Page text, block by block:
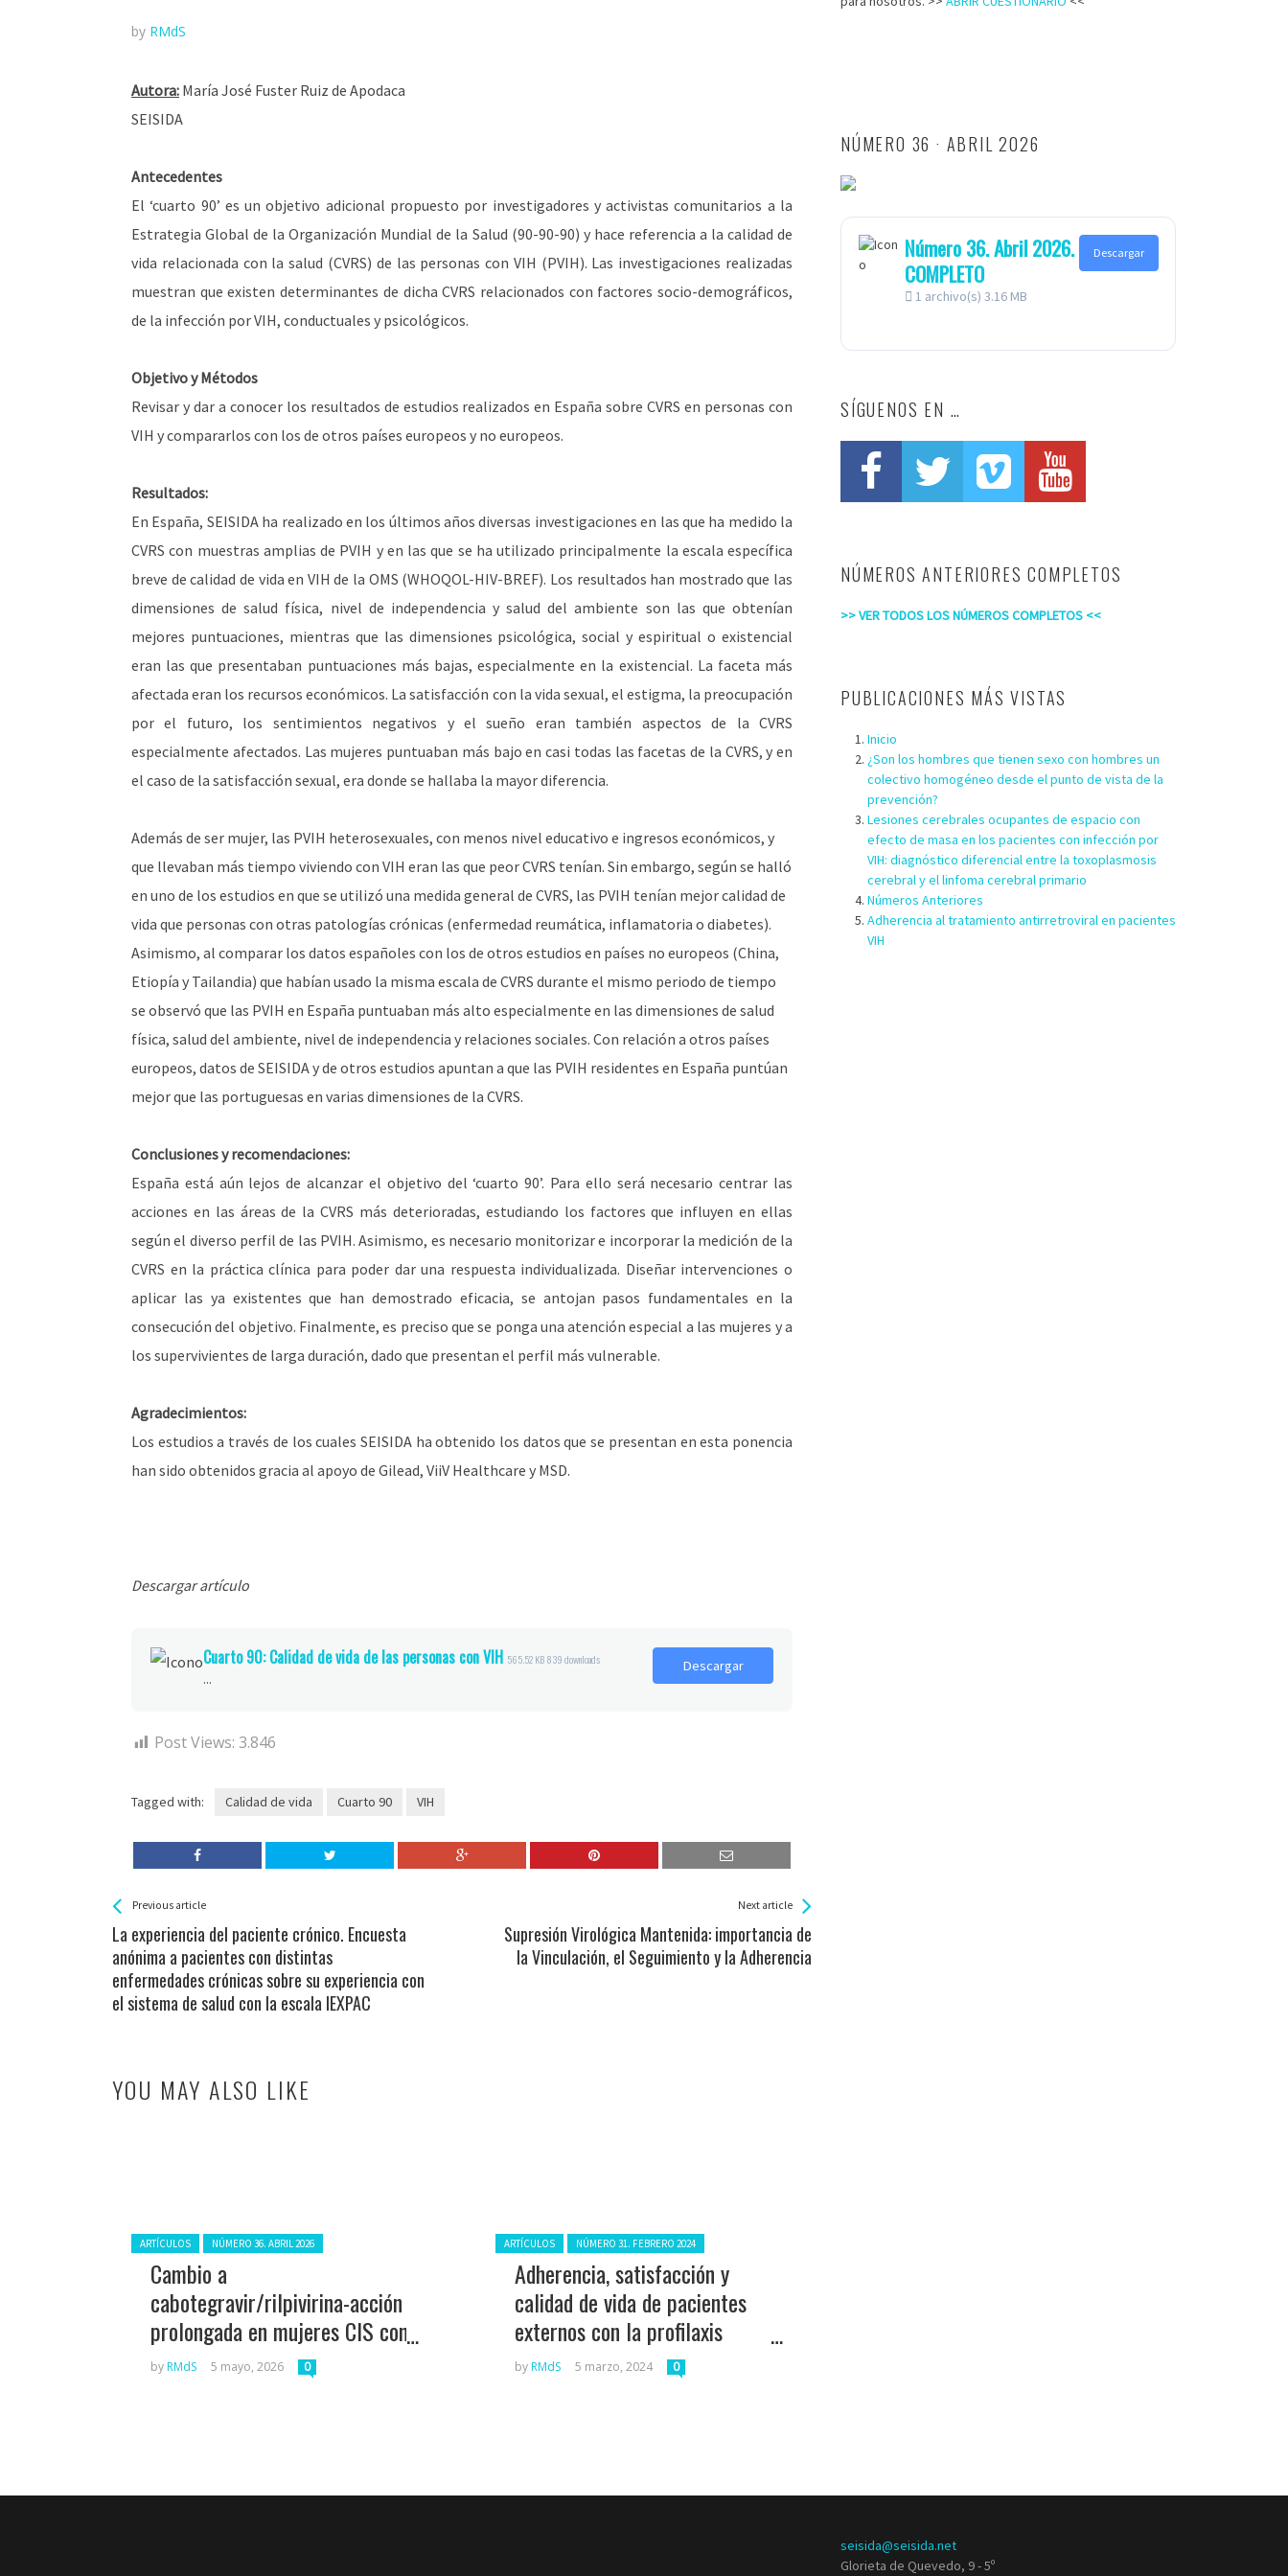
by RMdS
Autora: María José Fuster Ruiz de Apodaca
SEISIDA
Antecedentes
El ‘cuarto 90’ es un objetivo adicional propuesto por investigadores y activistas comunitarios a la
Estrategia Global de la Organización Mundial de la Salud (90-90-90) y hace referencia a la calidad de
vida relacionada con la salud (CVRS) de las personas con VIH (PVIH). Las investigaciones realizadas
muestran que existen determinantes de dicha CVRS relacionados con factores socio-demográficos,
de la infección por VIH, conductuales y psicológicos.
Objetivo y Métodos
Revisar y dar a conocer los resultados de estudios realizados en España sobre CVRS en personas con
VIH y compararlos con los de otros países europeos y no europeos.
Resultados:
En España, SEISIDA ha realizado en los últimos años diversas investigaciones en las que ha medido la
CVRS con muestras amplias de PVIH y en las que se ha utilizado principalmente la escala específica
breve de calidad de vida en VIH de la OMS (WHOQOL-HIV-BREF). Los resultados han mostrado que las
dimensiones de salud física, nivel de independencia y salud del ambiente son las que obtenían
mejores puntuaciones, mientras que las dimensiones psicológica, social y espiritual o existencial
eran las que presentaban puntuaciones más bajas, especialmente en la existencial. La faceta más
afectada eran los recursos económicos. La satisfacción con la vida sexual, el estigma, la preocupación
por el futuro, los sentimientos negativos y el sueño eran también aspectos de la CVRS
especialmente afectados. Las mujeres puntuaban más bajo en casi todas las facetas de la CVRS, y en
el caso de la satisfacción sexual, era donde se hallaba la mayor diferencia.
Además de ser mujer, las PVIH heterosexuales, con menos nivel educativo e ingresos económicos, y
que llevaban más tiempo viviendo con VIH eran las que peor CVRS tenían. Sin embargo, según se halló
en uno de los estudios en que se utilizó una medida general de CVRS, las PVIH tenían mejor calidad de
vida que personas con otras patologías crónicas (enfermedad reumática, inflamatoria o diabetes).
Asimismo, al comparar los datos españoles con los de otros estudios en países no europeos (China,
Etiopía y Tailandia) que habían usado la misma escala de CVRS durante el mismo periodo de tiempo
se observó que las PVIH en España puntuaban más alto especialmente en las dimensiones de salud
física, salud del ambiente, nivel de independencia y relaciones sociales. Con relación a otros países
europeos, datos de SEISIDA y de otros estudios apuntan a que las PVIH residentes en España puntúan
mejor que las portuguesas en varias dimensiones de la CVRS.
Conclusiones y recomendaciones:
España está aún lejos de alcanzar el objetivo del ‘cuarto 90’. Para ello será necesario centrar las
acciones en las áreas de la CVRS más deterioradas, estudiando los factores que influyen en ellas
según el diverso perfil de las PVIH. Asimismo, es necesario monitorizar e incorporar la medición de la
CVRS en la práctica clínica para poder dar una respuesta individualizada. Diseñar intervenciones o
aplicar las ya existentes que han demostrado eficacia, se antojan pasos fundamentales en la
consecución del objetivo. Finalmente, es preciso que se ponga una atención especial a las mujeres y a
los supervivientes de larga duración, dado que presentan el perfil más vulnerable.
Agradecimientos:
Los estudios a través de los cuales SEISIDA ha obtenido los datos que se presentan en esta ponencia
han sido obtenidos gracia al apoyo de Gilead, ViiV Healthcare y MSD.
Descargar artículo
Cuarto 90: Calidad de vida de las personas con VIH 565.52 KB839 downloads
...
Descargar
Post Views: 3.846
Tagged with: Calidad de vida Cuarto 90 VIH
See more
Previous article
La experiencia del paciente crónico. Encuesta
anónima a pacientes con distintas
enfermedades crónicas sobre su experiencia con
el sistema de salud con la escala IEXPAC
Back
All
Entries
Next article
Supresión Virológica Mantenida: importancia de
la Vinculación, el Seguimiento y la Adherencia
YOU MAY ALSO LIKE
Posted in:
ARTÍCULOS NÚMERO 36. ABRIL 2026
Cambio a
cabotegravir/rilpivirina-acción
prolongada en mujeres CIS con
VIH: Beneficios percibidos y
by RMdS 5 mayo, 2026 0
Posted in:
ARTÍCULOS NÚMERO 31. FEBRERO 2024
Adherencia, satisfacción y
calidad de vida de pacientes
externos con la profilaxis
preexposición VIH
by RMdS 5 marzo, 2024 0
NÚMERO 36 · ABRIL 2026
Número 36. Abril 2026.
COMPLETO
1 archivo(s) 3.16 MB
Descargar
SÍGUENOS EN …
NÚMEROS ANTERIORES COMPLETOS
>> VER TODOS LOS NÚMEROS COMPLETOS <<
PUBLICACIONES MÁS VISTAS
Inicio
¿Son los hombres que tienen sexo con hombres un
colectivo homogéneo desde el punto de vista de la
prevención?
Lesiones cerebrales ocupantes de espacio con
efecto de masa en los pacientes con infección por
VIH: diagnóstico diferencial entre la toxoplasmosis
cerebral y el linfoma cerebral primario
Números Anteriores
Adherencia al tratamiento antirretroviral en pacientes
VIH
seisida@seisida.net
Glorieta de Quevedo, 9 - 5º